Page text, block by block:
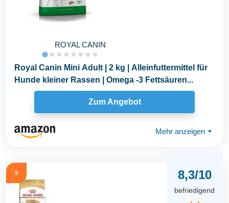
ROYAL CANIN
Royal Canin Mini Adult | 2 kg | Alleinfuttermittel für
Hunde kleiner Rassen | Omega -3 Fettsäuren...
Zum Angebot
Mehr anzeigen ⏷
9 8,3/10
befriedigend